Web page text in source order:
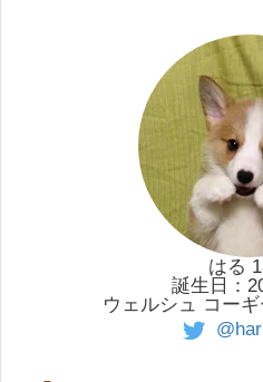
はる
誕生日：
ウェルシュ コー